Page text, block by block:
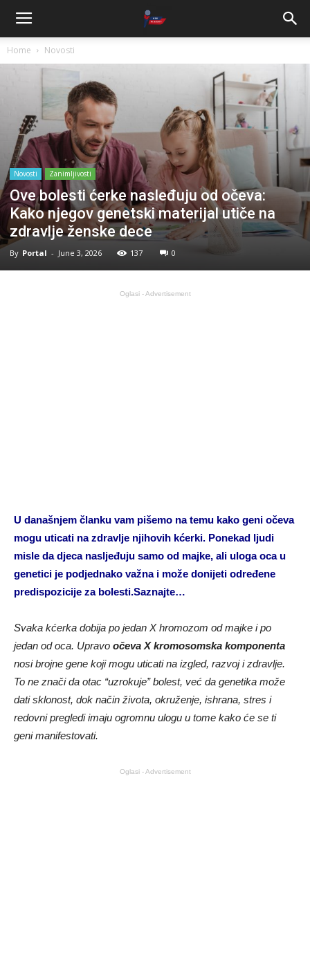
Home Novosti
Novosti Zanimljivosti
Ove bolesti ćerke nasleđuju od očeva:
Kako njegov genetski materijal utiče na
zdravlje ženske dece
By Portal - June 3, 2026 137 0
Oglasi - Advertisement
U današnjem članku vam pišemo na temu kako geni očeva
mogu uticati na zdravlje njihovih kćerki. Ponekad ljudi
misle da djeca nasljeđuju samo od majke, ali uloga oca u
genetici je podjednako važna i može donijeti određene
predispozicije za bolesti.Saznajte…
Svaka kćerka dobija po jedan X hromozom od majke i po
jedan od oca. Upravo očeva X kromosomska komponenta
nosi brojne gene koji mogu uticati na izgled, razvoj i zdravlje.
To ne znači da otac “uzrokuje” bolest, već da genetika može
dati sklonost, dok način života, okruženje, ishrana, stres i
redovni pregledi imaju ogromnu ulogu u tome kako će se ti
geni manifestovati.
Oglasi - Advertisement